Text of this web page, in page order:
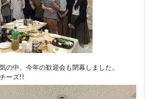
の中、今年の歓迎会も閉幕しました。
ーズ!!